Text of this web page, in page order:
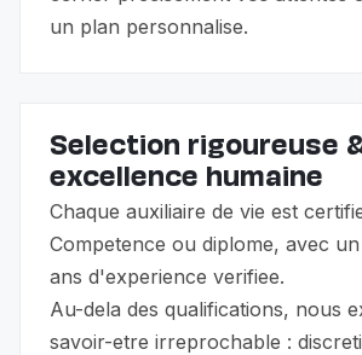
un plan personnalise.
Selection rigoureuse
excellence humaine
Chaque auxiliaire de vie est
Competence ou diplome, avec
ans d'experience verifiee.
Au-dela des qualifications, nous
savoir-etre irreprochable :